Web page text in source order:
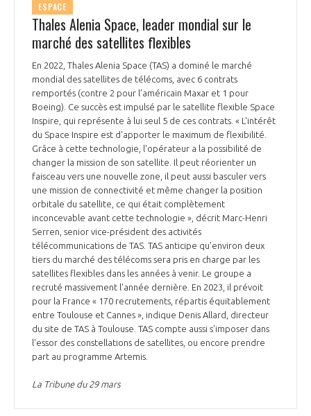
NOTRE VISION
NOS MISSIONS
NOTRE HISTOIRE
ORGANISATION
LE CONSEIL DU GIFAS
L’ÉQUIPE DU GIFAS
NOS RÉSEAUX À L'INTERNATIONAL
FONCTIONNEMENT
GEADS
COMITÉ AERO PME
STARTAIR
COMMISSIONS ET COMITÉS
ACCOMPAGNEMENT DE NOS ADHÉRENTS
LES PROGRAMMES DU GIFAS
UN ÉCOSYSTÈME INTÉGRÉ ET COHÉRENT
POURQUOI DEVENIR MEMBRE ?
LA MÉDIATION
LA MÉDIATION DANS LA FILIÈRE AÉRONAUTIQUE ET SPATIALE
LE MÉDIATEUR DE LA FILIÈRE AÉRONAUTIQUE ET SPATIALE
MÉDIATION ET CHARTE D’ENGAGEMENT SUR LES RELATIONS ENTRE
CLIENTS ET FOURNISSEURS
LA MÉDIATION AU-DELÀ DE LA FILIÈRE AÉRONAUTIQUE ET SPATIALE
PRENDRE CONTACT AVEC LE MÉDIATEUR DE LA FILIÈRE
LE SALON DU BOURGET
L'OBSERVATOIRE
CHIFFRES CLÉS
LES ENJEUX
LES PUBLICATIONS
17 18
21 23
ESPACE
Thales Alenia Space, leader mondial sur le
marché des satellites flexibles
En 2022, Thales Alenia Space (TAS) a dominé le marché
mondial des satellites de télécoms, avec 6 contrats
remportés (contre 2 pour l’américain Maxar et 1 pour
Boeing). Ce succès est impulsé par le satellite flexible Space
Inspire, qui représente à lui seul 5 de ces contrats. « L'intérêt
du Space Inspire est d'apporter le maximum de flexibilité.
Grâce à cette technologie, l'opérateur a la possibilité de
changer la mission de son satellite. Il peut réorienter un
faisceau vers une nouvelle zone, il peut aussi basculer vers
une mission de connectivité et même changer la position
orbitale du satellite, ce qui était complètement
inconcevable avant cette technologie », décrit Marc-Henri
Serren, senior vice-président des activités
télécommunications de TAS. TAS anticipe qu'environ deux
tiers du marché des télécoms sera pris en charge par les
satellites flexibles dans les années à venir. Le groupe a
recruté massivement l'année dernière. En 2023, il prévoit
pour la France « 170 recrutements, répartis équitablement
entre Toulouse et Cannes », indique Denis Allard, directeur
du site de TAS à Toulouse. TAS compte aussi s'imposer dans
l'essor des constellations de satellites, ou encore prendre
part au programme Artemis.
La Tribune du 29 mars
Découvrez les avantages d'adhérer au GIFAS.
Rencontres, salons, données sectorielles,
programmes ...
DEMANDE D’ADHÉSION